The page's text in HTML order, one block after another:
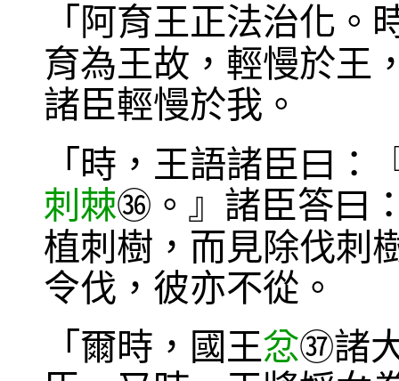
「阿育王正法治化。
育為王故，輕慢於王
諸臣輕慢於我。
「時，王語諸臣曰
刺棘㊱ 。』諸臣答曰
植刺樹，而見除伐刺
令伐，彼亦不從。
「爾時，國王忿㊲諸